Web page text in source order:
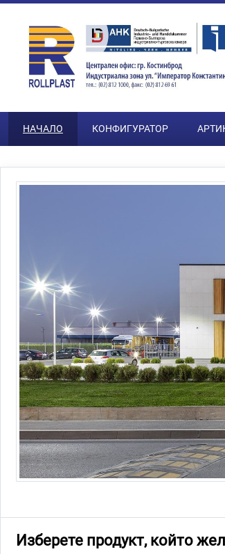
Преминете към основното съдържание
НАЧАЛО КОНФИГУРАТОР
Изберете продукт, който